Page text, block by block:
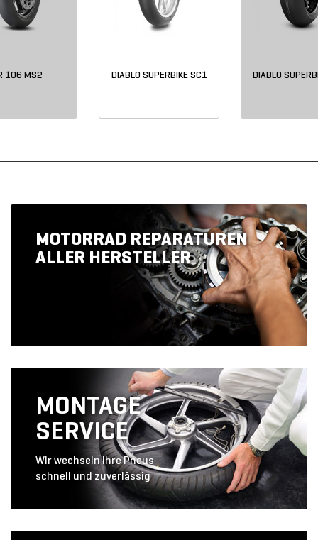
DIABLO SUPERBIKE SC1 DIABLO
106 MS2
MOTORRAD REPARATUREN
ALLER HERSTELLER
MONTAGE
SERVICE
Wir wechseln ihre Pneus
schnell und zuverlässig